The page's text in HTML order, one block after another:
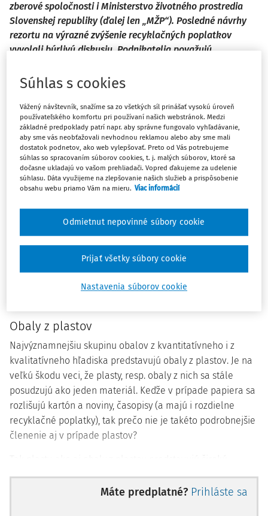
zberové spoločnosti i Ministerstvo životného prostredia
Slovenskej republiky (ďalej len „MŽP“). Posledné návrhy
rezortu na výrazné zvýšenie recyklačných poplatkov
vyvolali búrlivú diskusiu. Podnikatelia považujú
rezort ich považuje za mierne a v porovnaní so zahraničím
že v systéme odpadového hospodárstva je málo peňazí
a vyššie poplatky majú schodok znížiť. Žiaľ, MŽP nikde
neuvádza, ako sa k výške poplatkov za jednotlivé obaly
dopracovalo a aj jemu podriadené inštitúcie vo svojich
štúdiách konštatujú, že nemajú podrobnejšie informácie
o výskyte odpadov z jednotlivých obalov, o separovanom
zbere či ich konci – recyklácii.
Predmetom tohto príspevku však nie je polemika o tom, či
predostiera názor/návrh, ako detailnejším analyzovaním
problematiky jednotlivých obalov možno prísť k reálnejším
recyklačným poplatkom.
Obaly z plastov
Najvýznamnejšiu skupinu obalov z kvantitatívneho i z
kvalitatívneho hľadiska predstavujú obaly z plastov. Je na
veľkú škodu veci, že plasty, resp. obaly z nich sa stále
posudzujú ako jeden materiál. Keďže v prípade papiera sa
rozlišujú kartón a noviny, časopisy (a majú i rozdielne
recyklačné poplatky), tak prečo nie je takéto podrobnejšie
členenie aj v prípade plastov?
skupinu rôznorodých materiálov, s rôznymi vlastnosťami,
ale i s rôznymi požiadavkami na recykláciu. To len
Máte predplatné? Prihláste sa
Súhlas s cookies
Vážený návštevník, snažíme sa zo všetkých síl prinášať vysokú úroveň
používateľského komfortu pri používaní našich webstránok. Medzi
základné predpoklady patrí napr. aby správne fungovalo vyhľadávanie,
aby sme vás neobťažovali nevhodnou reklamou alebo aby sme mali
dostatok podnetov, ako web vylepšovať. Preto od Vás potrebujeme
súhlas so spracovaním súborov cookies, t. j. malých súborov, ktoré sa
dočasne ukladajú vo vašom prehliadači. Vopred ďakujeme za udelenie
súhlasu. Dáta využijeme na zlepšovanie našich služieb a prispôsobenie
obsahu webu priamo Vám na mieru. Viac informácií
Nastavenia súborov cookie
Odmietnut nepovinné súbory cookie
Prijať všetky súbory cookie